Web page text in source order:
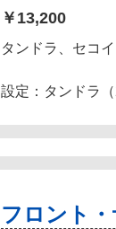
￥13,200
タンドラ、セコ
設定：タンドラ
フロント